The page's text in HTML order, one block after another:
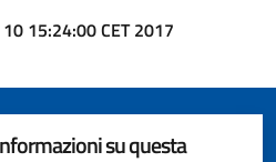
15:24:00 CET 2017
su questa